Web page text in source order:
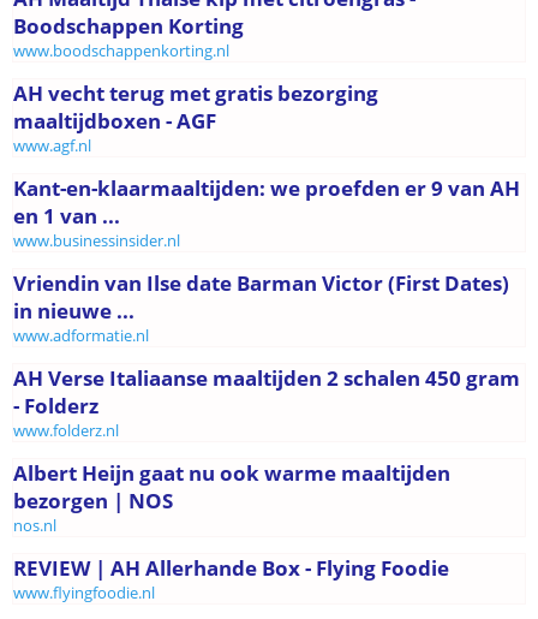
Boodschappen Korting
www.boodschappenkorting.nl
AH vecht terug met gratis bezorging
maaltijdboxen - AGF
www.agf.nl
Kant-en-klaarmaaltijden: we proefden er 9 van AH
en 1 van ...
www.businessinsider.nl
Vriendin van Ilse date Barman Victor (First Dates)
in nieuwe ...
www.adformatie.nl
AH Verse Italiaanse maaltijden 2 schalen 450 gram
- Folderz
www.folderz.nl
Albert Heijn gaat nu ook warme maaltijden
bezorgen | NOS
nos.nl
REVIEW | AH Allerhande Box - Flying Foodie
www.flyingfoodie.nl